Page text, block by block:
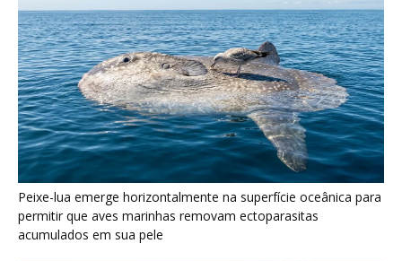
Seriema utiliza pernas longas e arremessa serpentes contra
rochas para subjugar presas peçonhentas nos campos